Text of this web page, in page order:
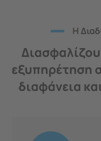
H
εξυπηρέτηση
διαφάνεια